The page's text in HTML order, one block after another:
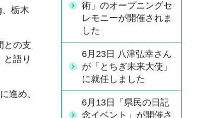
栃木
との支
と語り
進め、
術」のオープニングセ
レモニーが開催されま
した
6月23日 八津弘幸さん
が「とちぎ未来大使」
に就任しました
6月13日「県民の日記
念イベント」が開催さ